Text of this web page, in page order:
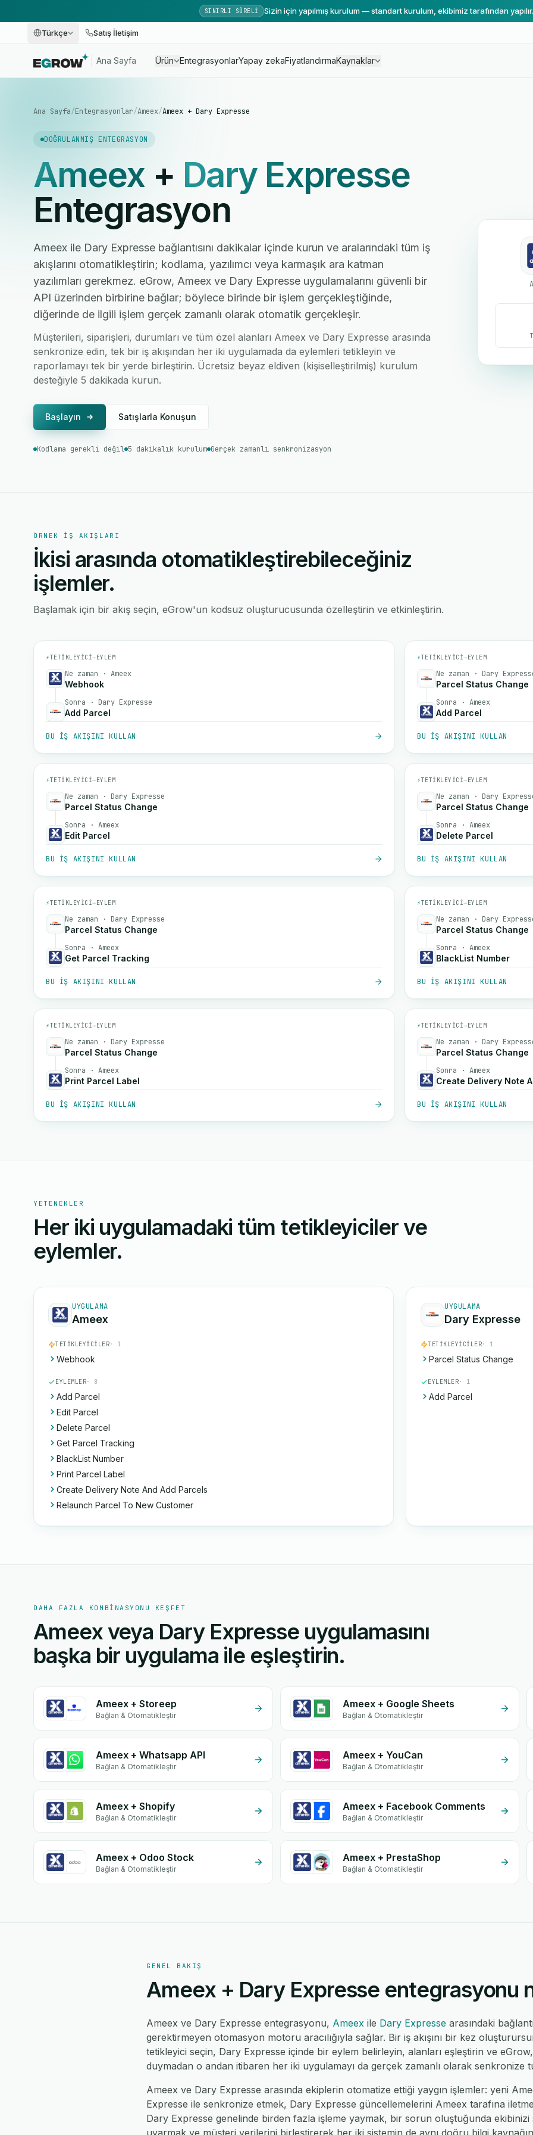
SINIRLI SÜRELI Sizin için yapılmış kurulum — standart kurulum, ekibimiz tarafından yapılır.
Türkçe Satış İletişim
Ana Sayfa Ürün EntegrasyonlarYapay zekaFiyatlandırmaKaynaklar
Ana Sayfa/Entegrasyonlar/Ameex/Ameex + Dary Expresse
DOĞRULANMIŞ ENTEGRASYON
Ameex + Dary Expresse
Entegrasyon
Ameex ile Dary Expresse bağlantısını dakikalar içinde kurun ve aralarındaki tüm iş
akışlarını otomatikleştirin; kodlama, yazılımcı veya karmaşık ara katman
yazılımları gerekmez. eGrow, Ameex ve Dary Expresse uygulamalarını güvenli bir
API üzerinden birbirine bağlar; böylece birinde bir işlem gerçekleştiğinde,
diğerinde de ilgili işlem gerçek zamanlı olarak otomatik gerçekleşir.
Müşterileri, siparişleri, durumları ve tüm özel alanları Ameex ve Dary Expresse arasında
senkronize edin, tek bir iş akışından her iki uygulamada da eylemleri tetikleyin ve
raporlamayı tek bir yerde birleştirin. Ücretsiz beyaz eldiven (kişiselleştirilmiş) kurulum
desteğiyle 5 dakikada kurun.
Başlayın Satışlarla Konuşun
Kodlama gerekli değil 5 dakikalık kurulum Gerçek zamanlı senkronizasyon
ÖRNEK IŞ AKIŞLARI
İkisi arasında otomatikleştirebileceğiniz
işlemler.
Başlamak için bir akış seçin, eGrow'un kodsuz oluşturucusunda özelleştirin ve etkinleştirin.
⚡TETIKLEYICI→EYLEM
Ne zaman · Ameex
Webhook
Sonra · Dary Expresse
Add Parcel
BU IŞ AKIŞINI KULLAN
⚡TETIKLEYICI→EYLEM
Ne zaman · Dary
Parcel Status Change
Sonra · Ameex
Add Parcel
BU IŞ AKIŞINI KULLAN
⚡TETIKLEYICI→EYLEM
Ne zaman · Dary Expresse
Parcel Status Change
Sonra · Ameex
Edit Parcel
BU IŞ AKIŞINI KULLAN
⚡TETIKLEYICI→EYLEM
Ne zaman · Dary
Parcel Status Change
Sonra · Ameex
Delete Parcel
BU IŞ AKIŞINI KULLAN
⚡TETIKLEYICI→EYLEM
Ne zaman · Dary Expresse
Parcel Status Change
Sonra · Ameex
Get Parcel Tracking
BU IŞ AKIŞINI KULLAN
⚡TETIKLEYICI→EYLEM
Ne zaman · Dary
Parcel Status Change
Sonra · Ameex
BlackList Number
BU IŞ AKIŞINI KULLAN
⚡TETIKLEYICI→EYLEM
Ne zaman · Dary Expresse
Parcel Status Change
Sonra · Ameex
Print Parcel Label
BU IŞ AKIŞINI KULLAN
⚡TETIKLEYICI→EYLEM
Ne zaman · Dary
Parcel Status Change
Sonra · Ameex
Create Delivery Note
BU IŞ AKIŞINI KULLAN
YETENEKLER
Her iki uygulamadaki tüm tetikleyiciler ve
eylemler.
UYGULAMA
Ameex
TETIKLEYICILER· 1
Webhook
EYLEMLER· 8
Add Parcel
Edit Parcel
Delete Parcel
Get Parcel Tracking
BlackList Number
Print Parcel Label
Create Delivery Note And Add Parcels
Relaunch Parcel To New Customer
UYGULAMA
Dary Expresse
TETIKLEYICILER· 1
Parcel Status Change
EYLEMLER· 1
Add Parcel
DAHA FAZLA KOMBINASYONU KEŞFET
Ameex veya Dary Expresse uygulamasını
başka bir uygulama ile eşleştirin.
Ameex + Storeep
Bağlan & Otomatikleştir
Ameex + Google Sheets
Bağlan & Otomatikleştir
Ameex + Whatsapp API
Bağlan & Otomatikleştir
Ameex + YouCan
Bağlan & Otomatikleştir
Ameex + Shopify
Bağlan & Otomatikleştir
Ameex + Facebook Comments
Bağlan & Otomatikleştir
Ameex + Odoo Stock
Bağlan & Otomatikleştir
Ameex + PrestaShop
Bağlan & Otomatikleştir
GENEL BAKIŞ
Ameex + Dary Expresse entegrasyonu
Ameex ve Dary Expresse entegrasyonu, Ameex ile Dary Expresse arasındaki
gerektirmeyen otomasyon motoru aracılığıyla sağlar. Bir iş akışını bir kez
tetikleyici seçin, Dary Expresse içinde bir eylem belirleyin, alanları eşleştirin ve eGrow,
duymadan o andan itibaren her iki uygulamayı da gerçek zamanlı olarak senkronize
Ameex ve Dary Expresse arasında ekiplerin otomatize ettiği yaygın işlemler: yeni
Expresse ile senkronize etmek, Dary Expresse güncellemelerini Ameex tarafına
Dary Expresse genelinde birden fazla işleme yaymak, bir sorun oluştuğunda
uyarmak ve müşteri verilerini birleştirerek her iki sistemin de aynı doğru bilgi